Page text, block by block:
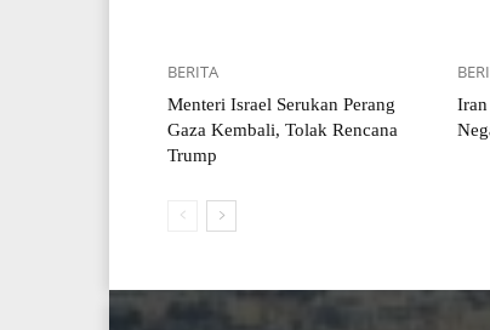
BERITA
Menteri Israel Serukan Perang
Gaza Kembali, Tolak Rencana
Trump